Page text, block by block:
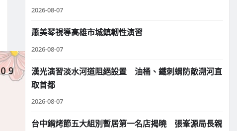
2026-08-07
蕭美琴視導高雄市城鎮韌性演習
2026-08-07
漢光演習淡水河道阻絕設置 油桶、鐵刺蝟防敵溯河直
取首都
2026-08-07
台中鍋烤節五大組別暫居第一名店揭曉 張峯源局長親